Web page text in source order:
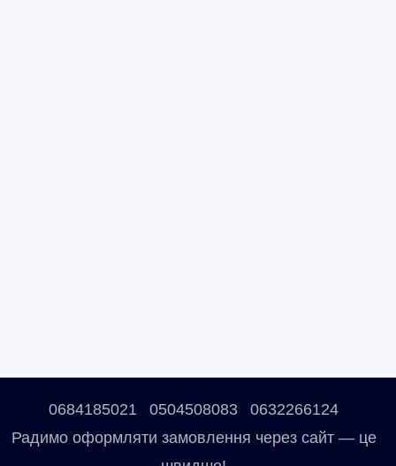
0684185021 0504508083
0632266124
Радимо оформляти замовлення через сайт — це